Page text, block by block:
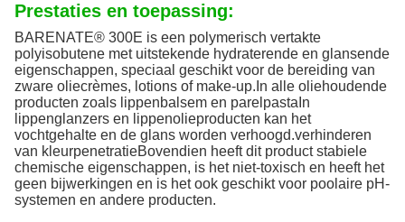
Prestaties en toepassing:
BARENATE® 300E is een polymerisch vertakte
polyisobutene met uitstekende hydraterende en glansende
eigenschappen, speciaal geschikt voor de bereiding van
zware oliecrèmes, lotions of make-up.In alle oliehoudende
producten zoals lippenbalsem en parelpastaIn
lippenglanzers en lippenolieproducten kan het
vochtgehalte en de glans worden verhoogd.verhinderen
van kleurpenetratieBovendien heeft dit product stabiele
chemische eigenschappen, is het niet-toxisch en heeft het
geen bijwerkingen en is het ook geschikt voor poolaire pH-
systemen en andere producten.